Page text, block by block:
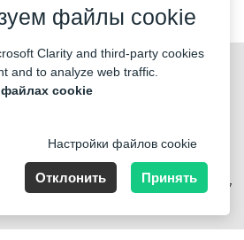
OÜ» Все права защищены
linnaosa, Pärnu mnt 139b, 11317
файлы cookie
Clarity and third-party cookies
and to analyze web traffic.
cookie
Настройки файлов cookie
Отклонить Принять